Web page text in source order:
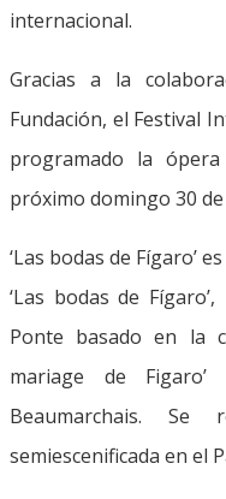
internacional.
Gracias a la
Fundación, el Festival
programado la
próximo domingo 30
‘Las bodas de Fígaro’
‘Las bodas de
Ponte basado en la
mariage de
Beaumarchais.
semiescenificada en el